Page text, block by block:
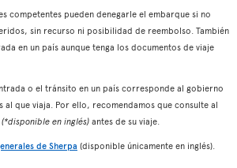
competentes pueden denegarle el embarque si no
sin recurso ni posibilidad de reembolso. También
en un país aunque tenga los documentos de viaje
o el tránsito en un país corresponde al gobierno
al que viaja. Por ello, recomendamos que consulte al
(*disponible en inglés) antes de su viaje.
de Sherpa (disponible únicamente en inglés).